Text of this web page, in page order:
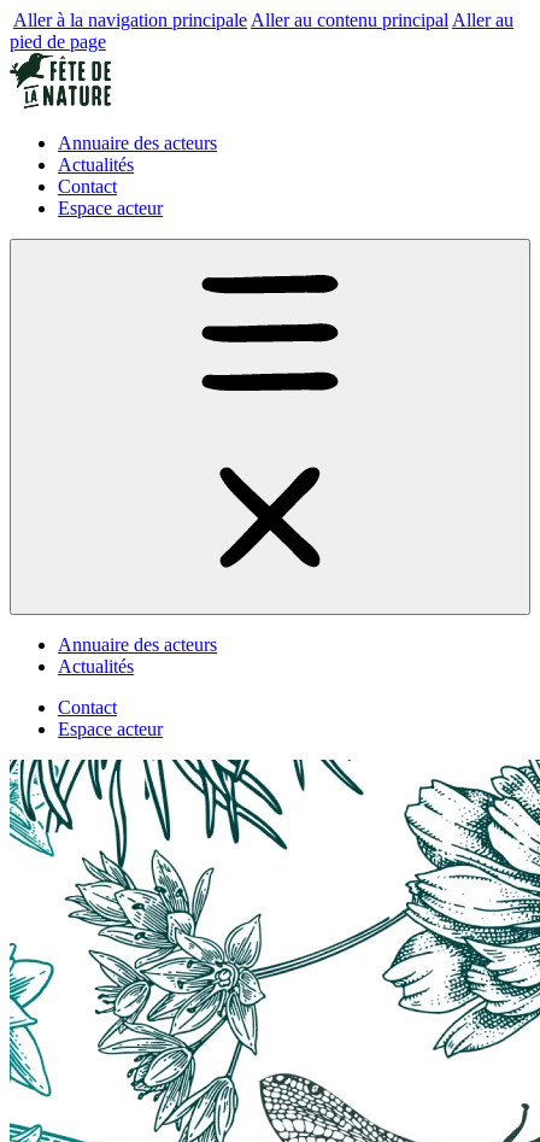
Aller à la navigation principale Aller au contenu principal Aller au
pied de page
Annuaire des acteurs
Actualités
Contact
Espace acteur
Annuaire des acteurs
Actualités
Contact
Espace acteur